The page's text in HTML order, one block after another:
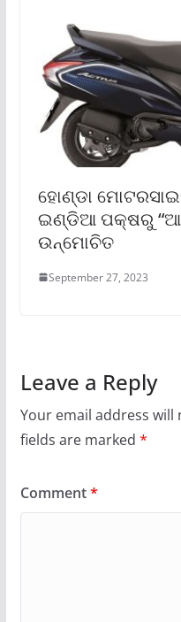
ହୋଣ୍ଡା
ଇଣ୍ଡିଆ ପକ୍ଷରୁ
ଉନ୍ମୋଚିତ
September 27, 2023
Leave a Reply
Your email address will
fields are marked *
Comment*